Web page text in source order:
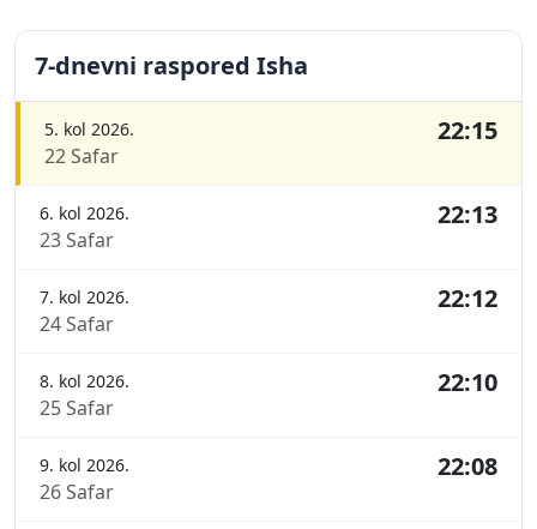
7-dnevni raspored Isha
5. kol 2026.
22 Safar
22:15
6. kol 2026.
23 Safar
22:13
7. kol 2026.
24 Safar
22:12
8. kol 2026.
25 Safar
22:10
9. kol 2026.
26 Safar
22:08